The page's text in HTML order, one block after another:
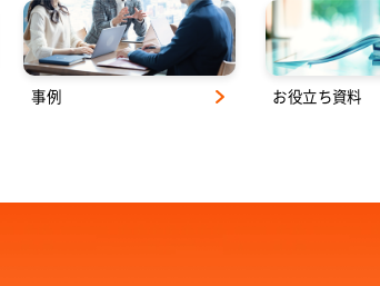
事例 お役立ち資料